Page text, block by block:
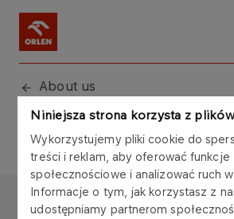
Niniejsza strona korzysta z
Wykorzystujemy pliki cookie do
treści i reklam, aby oferować funkcje
społecznościowe i analizować ruch
Informacje o tym, jak korzystasz z
udostępniamy partnerom
About us
ORLEN